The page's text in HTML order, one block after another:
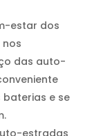
estar dos
das auto-
e se